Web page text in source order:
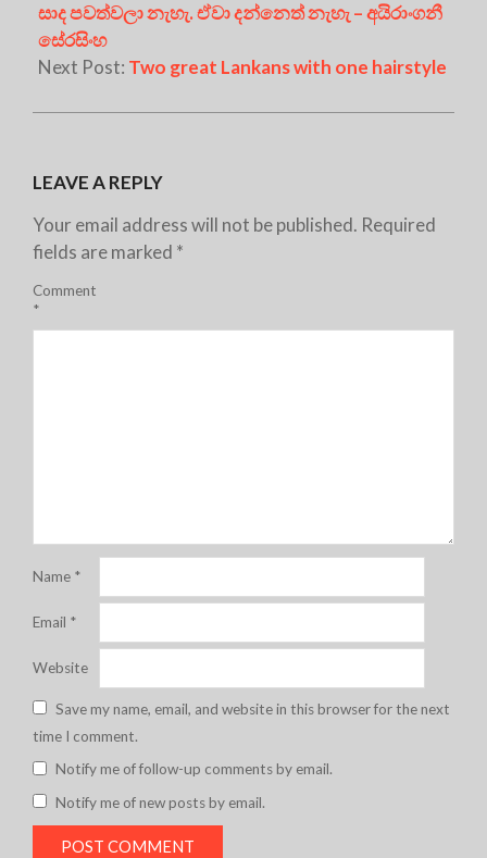
සාද පවත්වලා නැහැ. ඒවා දන්නෙත් නැහැ – අයිරාංගනී
සේරසිංහ
Next Post: Two great Lankans with one hairstyle
LEAVE A REPLY
Your email address will not be published. Required
fields are marked *
Comment
*
Name *
Email *
Website
Save my name, email, and website in this browser for the next
time I comment.
Notify me of follow-up comments by email.
Notify me of new posts by email.